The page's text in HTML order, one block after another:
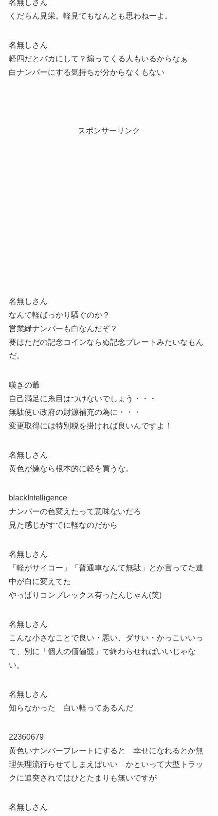
名無しさん
くだらん見栄。軽見てもなんとも思わねーよ。
名無しさん
軽四だとバカにして？煽ってくる人もいるからなぁ
白ナンバーにする気持ちが分からなくもない
スポンサーリンク
名無しさん
なんで軽ばっかり騒ぐのか？
営業緑ナンバーも白なんだぞ？
要はただの記念コインならぬ記念プレートみたいなもん
だ。
嘆きの爺
自己満足に糸目はつけないでしょう・・・
無駄使い政府の財源補充の為に・・・
変更取得には特別税を掛ければ良いんですよ！
名無しさん
黄色が嫌なら根本的に軽を買うな。
blackIntelligence
ナンバーの色変えたって意味ないだろ
見た感じがすでに軽なのだから
名無しさん
「軽がサイコー」「普通車なんて無駄」とか言ってた連
中が白に変えてた
やっぱりコンプレックス有ったんじゃん(笑)
名無しさん
こんな小さなことで良い・悪い、ダサい・かっこいいっ
て、別に「個人の価値観」で終わらせればいいじゃな
い。
名無しさん
知らなかった 白い軽ってあるんだ
22360679
黄色いナンバープレートにすると 幸せになれるとか無
理矢理流行らせてしまえばいい かといって大型トラッ
クに追突されてはひとたまりも無いですが
名無しさん